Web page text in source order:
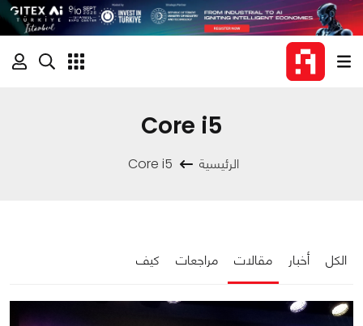
Core i5
الرئيسية Core i5
الكل أخبار مقالات مراجعات كيف